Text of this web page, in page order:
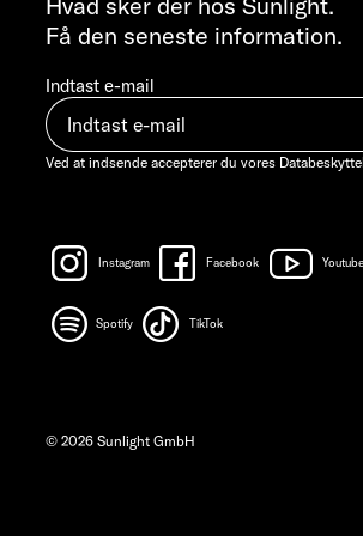
Få den seneste information.
Indtast e-mail
Ved at indsende accepterer du vores
Instagram Facebook Youtube
Spotify TikTok
© 2026 Sunlight GmbH